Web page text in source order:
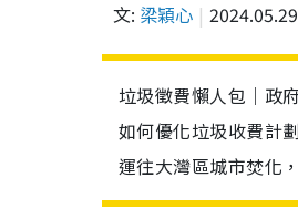
文: 梁穎心 2024.05.29
垃圾徵費懶人包｜政
如何優化垃圾收費計
運往大灣區城市焚化